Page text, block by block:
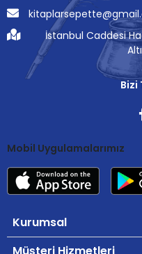
İstanbul Caddesi
Bizi
Mobil Uygulamalarımız
Kurumsal
Müşteri Hizmetleri